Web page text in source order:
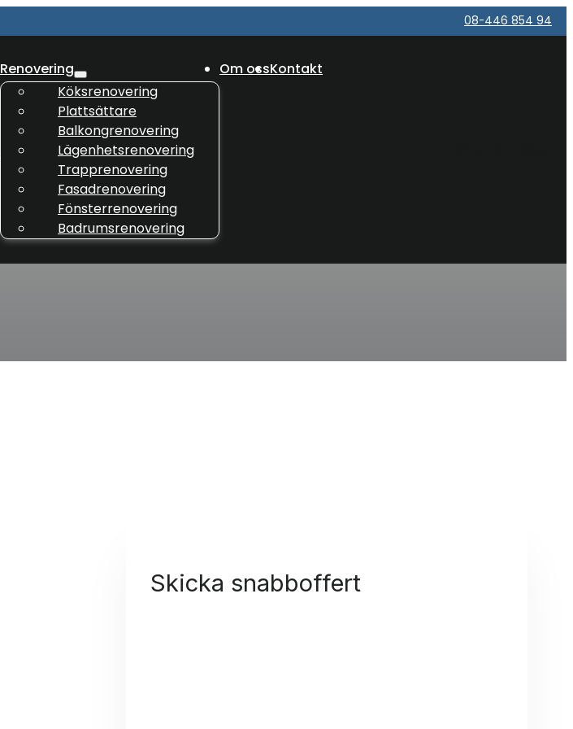
08-446 854 94
Renovering
Köksrenovering
Plattsättare
Balkongrenovering
Lägenhetsrenovering
Trapprenovering
Fasadrenovering
Fönsterrenovering
Badrumsrenovering
Om ossKontakt
Skicka snabboffert